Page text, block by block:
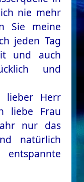
nie mehr
Sie meine
jeden Tag
und auch
und
lieber Herr
liebe Frau
nur das
natürlich